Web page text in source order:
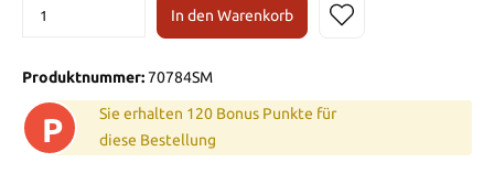
In den Warenkorb
Produktnummer:70784SM
P
Sie erhalten 120 Bonus Punkte für
diese Bestellung